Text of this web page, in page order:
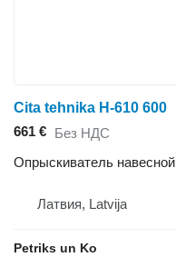
Cita tehnika H-610 600
661 € Без НДС
Опрыскиватель навесной
Латвия, Latvija
Petriks un Ko